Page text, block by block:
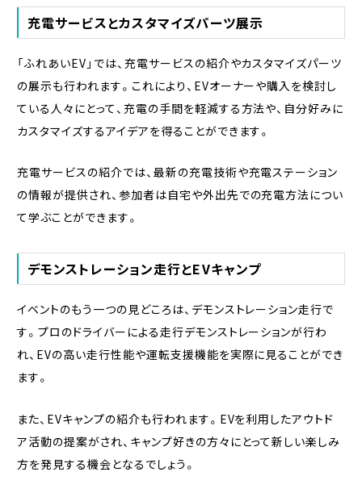
充電サービスとカスタマイズパーツ展示
「ふれあいEV」では、充電サービスの紹介やカスタマイズパーツ
の展示も行われます。これにより、EVオーナーや購入を検討し
ている人々にとって、充電の手間を軽減する方法や、自分好みに
カスタマイズするアイデアを得ることができます。
充電サービスの紹介では、最新の充電技術や充電ステーション
の情報が提供され、参加者は自宅や外出先での充電方法につい
て学ぶことができます。
デモンストレーション走行とEVキャンプ
イベントのもう一つの見どころは、デモンストレーション走行で
す。プロのドライバーによる走行デモンストレーションが行わ
れ、EVの高い走行性能や運転支援機能を実際に見ることができ
ます。
また、EVキャンプの紹介も行われます。EVを利用したアウトド
ア活動の提案がされ、キャンプ好きの方々にとって新しい楽しみ
方を発見する機会となるでしょう。